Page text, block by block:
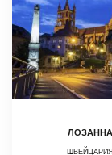
ЛОЗАННА
ШВЕЙЦАРИЯ